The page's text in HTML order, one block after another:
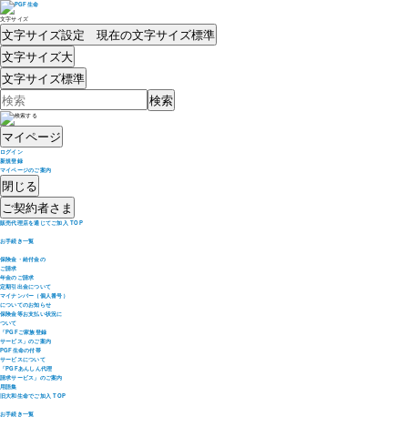
文字サイズ
文字サイズ設定 現在の文字サイズ標準
文字サイズ大
文字サイズ標準
マイページ
ログイン
新規登録
マイページのご案内
閉じる
ご契約者さま
販売代理店を通じてご加入 TOP
お手続き一覧
保険金・給付金の
ご請求
年金のご請求
定期引出金について
マイナンバー（個人番号）
についてのお知らせ
保険金等お支払い状況に
ついて
「PGFご家族登録
サービス」のご案内
PGF生命の付帯
サービスについて
「PGFあんしん代理
請求サービス」のご案内
用語集
旧大和生命でご加入 TOP
お手続き一覧